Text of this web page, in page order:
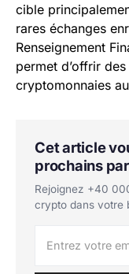
cible
rares échanges
Renseignement
permet d’offrir
cryptomonnaies
Cet article
prochains
Rejoignez +40
crypto dans votre